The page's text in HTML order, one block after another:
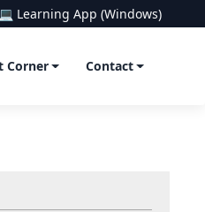
💻 Learning App (Windows)
Corner Contact